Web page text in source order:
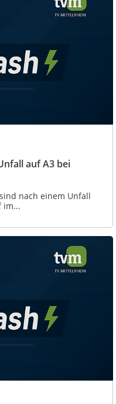
auf A3 bei
nach einem Unfall
im...